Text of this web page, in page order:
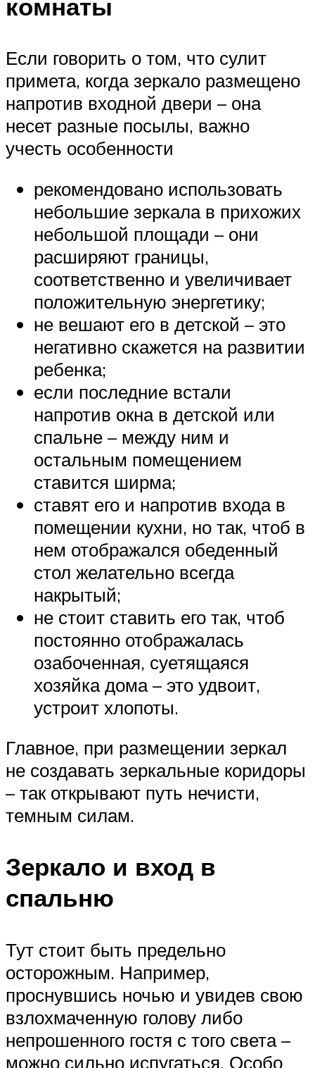
комнаты
Если говорить о том, что сулит
примета, когда зеркало размещено
напротив входной двери – она
несет разные посылы, важно
учесть особенности
рекомендовано использовать
небольшие зеркала в прихожих
небольшой площади – они
расширяют границы,
соответственно и увеличивает
положительную энергетику;
не вешают его в детской – это
негативно скажется на развитии
ребенка;
если последние встали
напротив окна в детской или
спальне – между ним и
остальным помещением
ставится ширма;
ставят его и напротив входа в
помещении кухни, но так, чтоб в
нем отображался обеденный
стол желательно всегда
накрытый;
не стоит ставить его так, чтоб
постоянно отображалась
озабоченная, суетящаяся
хозяйка дома – это удвоит,
устроит хлопоты.
Главное, при размещении зеркал
не создавать зеркальные коридоры
– так открывают путь нечисти,
темным силам.
Зеркало и вход в
спальню
Тут стоит быть предельно
осторожным. Например,
проснувшись ночью и увидев свою
взлохмаченную голову либо
непрошенного гостя с того света –
можно сильно испугаться. Особо